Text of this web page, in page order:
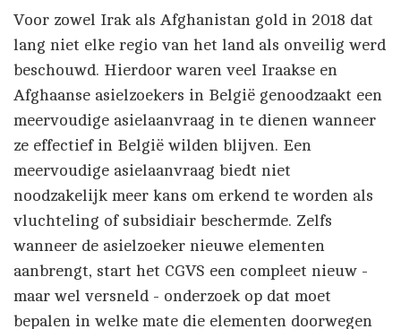
Voor zowel Irak als Afghanistan gold in 2018 dat
lang niet elke regio van het land als onveilig werd
beschouwd. Hierdoor waren veel Iraakse en
Afghaanse asielzoekers in België genoodzaakt een
meervoudige asielaanvraag in te dienen wanneer
ze effectief in België wilden blijven. Een
meervoudige asielaanvraag biedt niet
noodzakelijk meer kans om erkend te worden als
vluchteling of subsidiair beschermde. Zelfs
wanneer de asielzoeker nieuwe elementen
aanbrengt, start het CGVS een compleet nieuw -
maar wel versneld - onderzoek op dat moet
bepalen in welke mate die elementen doorwegen